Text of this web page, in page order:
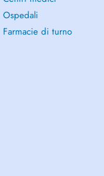
Ospedali
Farmacie di turno